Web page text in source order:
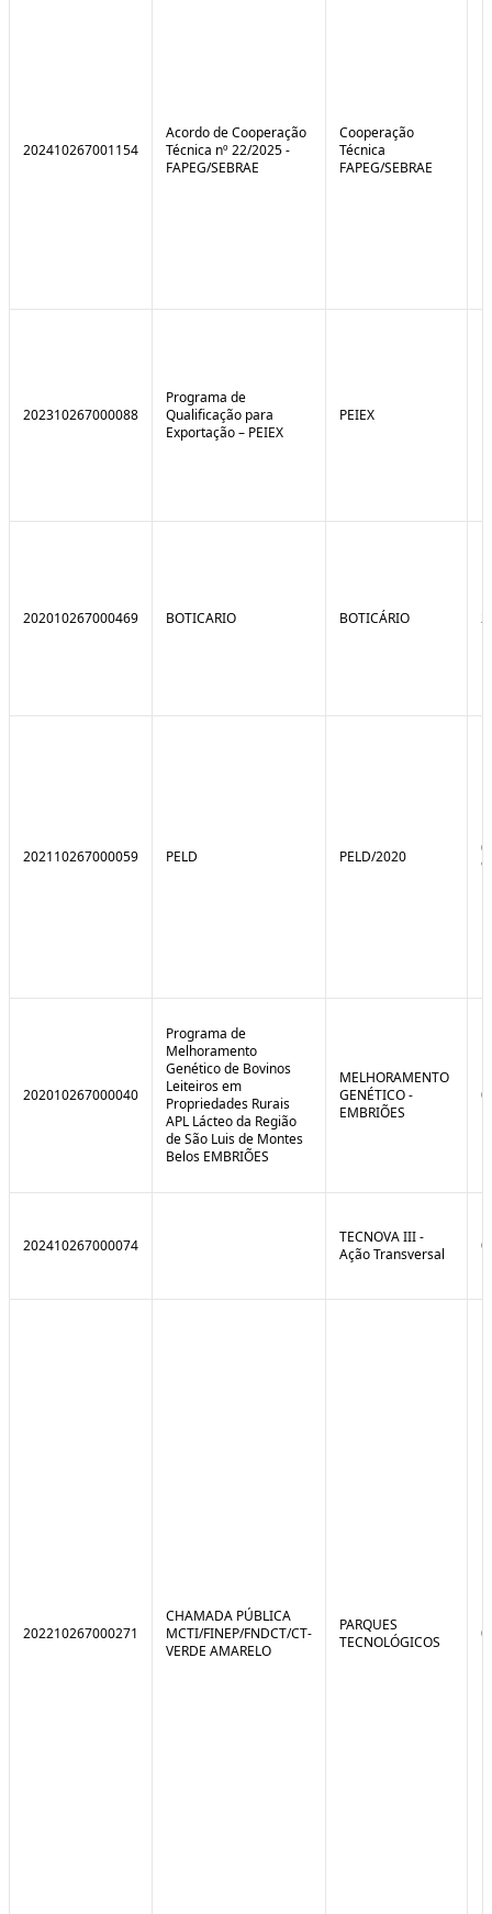
202410267001154
Acordo de Cooperação
Técnica nº 22/2025 -
FAPEG/SEBRAE
Cooperação
Técnica
FAPEG/SEBRAE
202310267000088
Programa de
Qualificação para
Exportação – PEIEX
PEIEX
202010267000469 BOTICARIO BOTICÁRIO
202110267000059 PELD PELD/2020
202010267000040
Programa de
Melhoramento
Genético de Bovinos
Leiteiros em
Propriedades Rurais
APL Lácteo da Região
de São Luis de Montes
Belos EMBRIÕES
MELHORAMENTO
GENÉTICO -
EMBRIÕES
202410267000074
TECNOVA III -
Ação Transversal
202210267000271
CHAMADA PÚBLICA
MCTI/FINEP/FNDCT/CT-
VERDE AMARELO
PARQUES
TECNOLÓGICOS